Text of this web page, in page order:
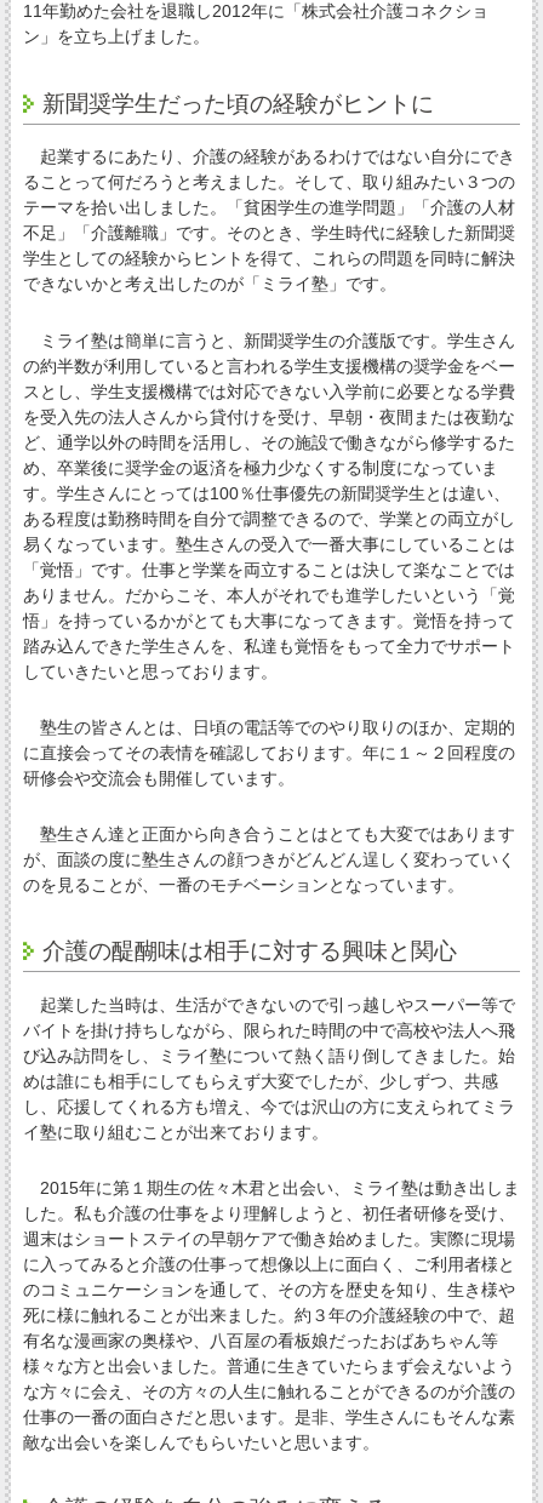
11年勤めた会社を退職し2012年に「株式会社介護コネクショ
ン」を立ち上げました。
新聞奨学生だった頃の経験がヒントに
起業するにあたり、介護の経験があるわけではない自分にでき
ることって何だろうと考えました。そして、取り組みたい３つの
テーマを拾い出しました。「貧困学生の進学問題」「介護の人材
不足」「介護離職」です。そのとき、学生時代に経験した新聞奨
学生としての経験からヒントを得て、これらの問題を同時に解決
できないかと考え出したのが「ミライ塾」です。
ミライ塾は簡単に言うと、新聞奨学生の介護版です。学生さん
の約半数が利用していると言われる学生支援機構の奨学金をベー
スとし、学生支援機構では対応できない入学前に必要となる学費
を受入先の法人さんから貸付けを受け、早朝・夜間または夜勤な
ど、通学以外の時間を活用し、その施設で働きながら修学するた
め、卒業後に奨学金の返済を極力少なくする制度になっていま
す。学生さんにとっては100％仕事優先の新聞奨学生とは違い、
ある程度は勤務時間を自分で調整できるので、学業との両立がし
易くなっています。塾生さんの受入で一番大事にしていることは
「覚悟」です。仕事と学業を両立することは決して楽なことでは
ありません。だからこそ、本人がそれでも進学したいという「覚
悟」を持っているかがとても大事になってきます。覚悟を持って
踏み込んできた学生さんを、私達も覚悟をもって全力でサポート
していきたいと思っております。
塾生の皆さんとは、日頃の電話等でのやり取りのほか、定期的
に直接会ってその表情を確認しております。年に１～２回程度の
研修会や交流会も開催しています。
塾生さん達と正面から向き合うことはとても大変ではあります
が、面談の度に塾生さんの顔つきがどんどん逞しく変わっていく
のを見ることが、一番のモチベーションとなっています。
介護の醍醐味は相手に対する興味と関心
起業した当時は、生活ができないので引っ越しやスーパー等で
バイトを掛け持ちしながら、限られた時間の中で高校や法人へ飛
び込み訪問をし、ミライ塾について熱く語り倒してきました。始
めは誰にも相手にしてもらえず大変でしたが、少しずつ、共感
し、応援してくれる方も増え、今では沢山の方に支えられてミラ
イ塾に取り組むことが出来ております。
2015年に第１期生の佐々木君と出会い、ミライ塾は動き出しま
した。私も介護の仕事をより理解しようと、初任者研修を受け、
週末はショートステイの早朝ケアで働き始めました。実際に現場
に入ってみると介護の仕事って想像以上に面白く、ご利用者様と
のコミュニケーションを通して、その方を歴史を知り、生き様や
死に様に触れることが出来ました。約３年の介護経験の中で、超
有名な漫画家の奥様や、八百屋の看板娘だったおばあちゃん等
様々な方と出会いました。普通に生きていたらまず会えないよう
な方々に会え、その方々の人生に触れることができるのが介護の
仕事の一番の面白さだと思います。是非、学生さんにもそんな素
敵な出会いを楽しんでもらいたいと思います。